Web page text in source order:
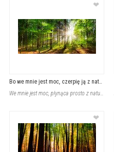
❤
Bo we mnie jest moc, czerpię ją z natury
We mnie jest moc, płynąca prosto z natury. Wszechogarniająca mnie zielona aura u
❤